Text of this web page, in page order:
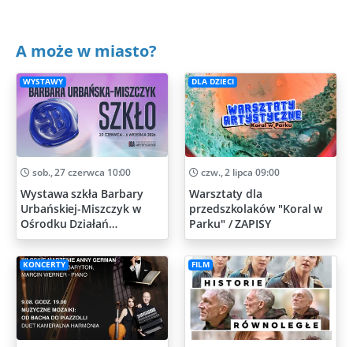
A może w miasto?
WYSTAWY
sob., 27 czerwca 10:00
Wystawa szkła Barbary
Urbańskiej-Miszczyk w
Ośrodku Działań
Artystycznych
DLA DZIECI
czw., 2 lipca 09:00
Warsztaty dla
przedszkolaków "Koral w
Parku" / ZAPISY
KONCERTY FILM